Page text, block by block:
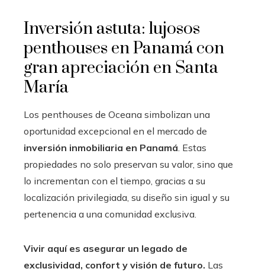
Inversión astuta: lujosos
penthouses en Panamá con
gran apreciación en Santa
María
Los penthouses de Oceana simbolizan una
oportunidad excepcional en el mercado de
inversión inmobiliaria en Panamá. Estas
propiedades no solo preservan su valor, sino que
lo incrementan con el tiempo, gracias a su
localización privilegiada, su diseño sin igual y su
pertenencia a una comunidad exclusiva.
Vivir aquí es asegurar un legado de
exclusividad, confort y visión de futuro. Las